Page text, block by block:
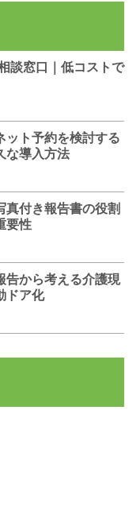
談窓口｜低コストで
ット予約を検討する
な導入方法
真付き報告書の役割
要性
告から考える介護現
ドア化